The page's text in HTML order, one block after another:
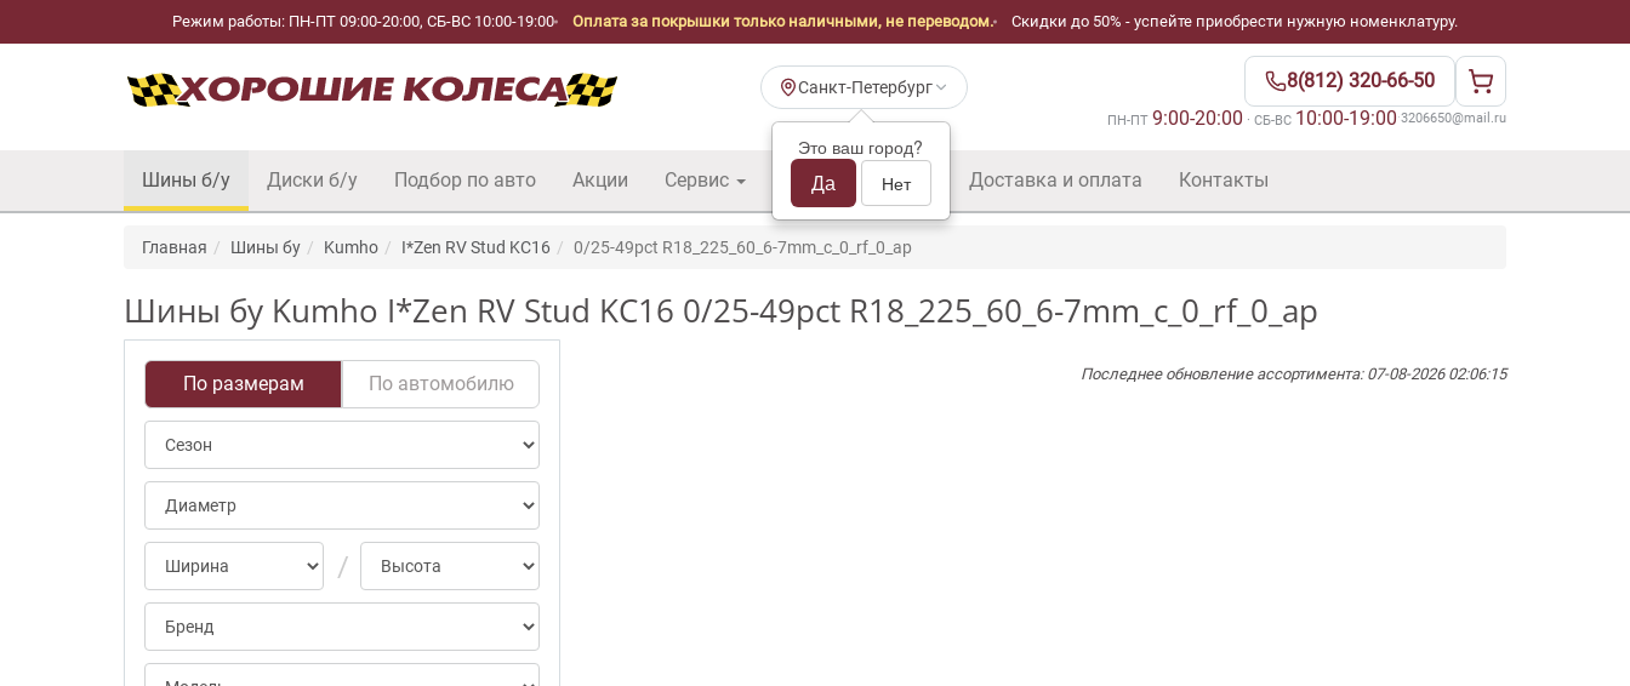
Режим работы: ПН-ПТ 09:00-20:00, СБ-ВС 10:00-19:00 Оплата за покрышки только наличными, не переводом. Скидки до 50% - успейте приобрести нужную номенклатуру.
Санкт-Петербург
Это ваш город?
Да Нет
8(812) 320-66-50
ПН-ПТ 9:00-20:00 · СБ-ВС 10:00-19:00·3206650@mail.ru
Шины б/у Диски б/у Подбор по авто Акции Сервис Шины б/у оптом Доставка и оплата Контакты
Главная Шины бу Kumho I*Zen RV Stud KC16 0/25-49pct R18_225_60_6-7mm_c_0_rf_0_ap
Шины бу Kumho I*Zen RV Stud KC16 0/25-49pct R18_225_60_6-7mm_c_0_rf_0_ap
По размерам По автомобилю Последнее обновление ассортимента: 07-08-2026 02:06:15